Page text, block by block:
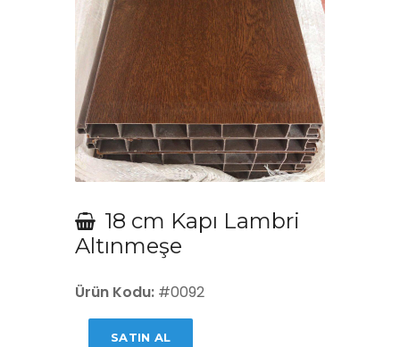
18 cm Kapı Lambri
Altınmeşe
Ürün Kodu: #0092
SATIN AL